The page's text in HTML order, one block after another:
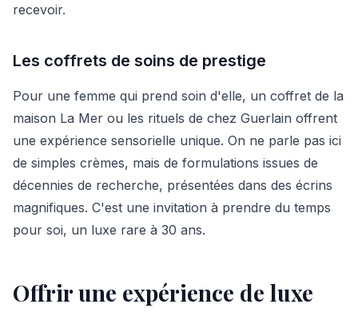
recevoir.
Les coffrets de soins de prestige
Pour une femme qui prend soin d'elle, un coffret de la
maison La Mer ou les rituels de chez Guerlain offrent
une expérience sensorielle unique. On ne parle pas ici
de simples crèmes, mais de formulations issues de
décennies de recherche, présentées dans des écrins
magnifiques. C'est une invitation à prendre du temps
pour soi, un luxe rare à 30 ans.
Offrir une expérience de luxe